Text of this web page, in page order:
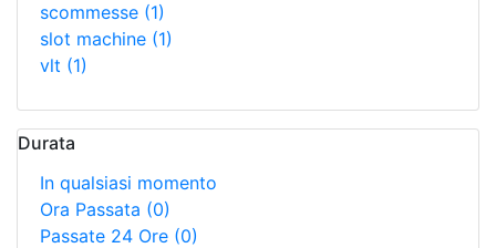
scommesse (1)
slot machine (1)
vlt (1)
Durata
In qualsiasi momento
Ora Passata (0)
Passate 24 Ore (0)